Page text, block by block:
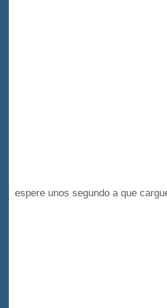
espere unos segundo a que